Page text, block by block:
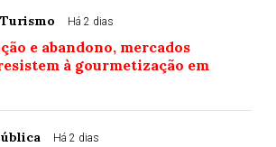
Há 2 dias
e abandono, mercados
à gourmetização em
Há 2 dias